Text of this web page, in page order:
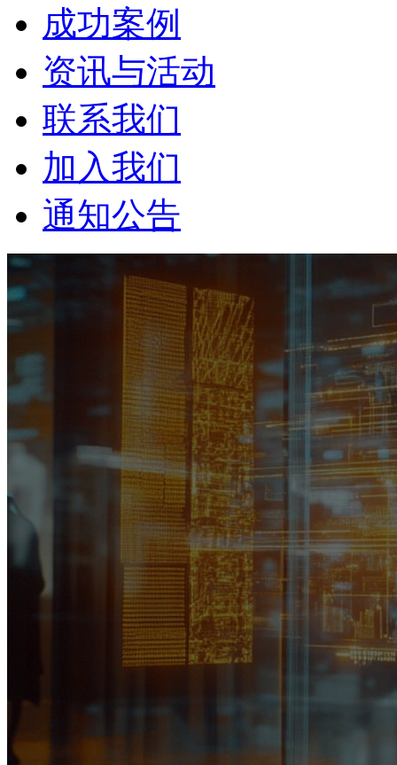
成功案例
资讯与活动
联系我们
加入我们
通知公告